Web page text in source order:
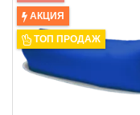
АКЦИЯ
ТОП ПРОДАЖ